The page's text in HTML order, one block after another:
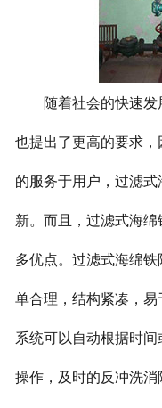
随着社会的快速发
也提出了更高的要求
的服务于用户，过滤
新。而且，过滤式海
多优点。过滤式海绵
单合理，结构紧凑，易
系统可以自动根据时
操作，及时的反冲洗消